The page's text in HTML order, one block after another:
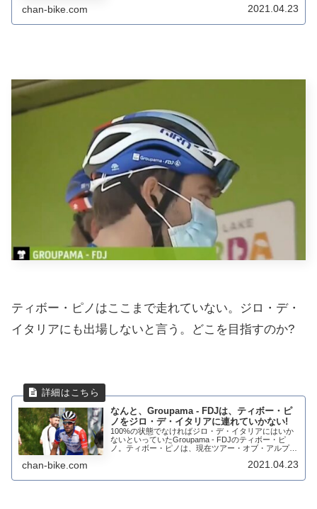
chan-bike.com 2021.04.23
ティボー・ピノはここまで走れていない。ジロ・デ・
イタリアにも出場しないと言う。どこを目指すのか?
なんと、Groupama - FDJは、ティボー・ピ
ノをジロ・デ・イタリアに連れていかない!
100%の状態でなければジロ・デ・イタリアにはいか
ないといっていたGroupama - FDJのティボー・ピ
ノ。ティボー・ピノは、現在ツアー・オブ・アルプス
位。全くもって精彩を欠いている。ど...
chan-bike.com 2021.04.23